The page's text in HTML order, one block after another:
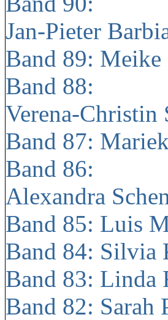
Jan-Pieter
Band 89:
Band 88:
Verena-Christin
Band 87:
Band 86:
Alexandra
Band 85: Luis
Band 84: Silvia
Band 83: Linda
Band 82: Sarah